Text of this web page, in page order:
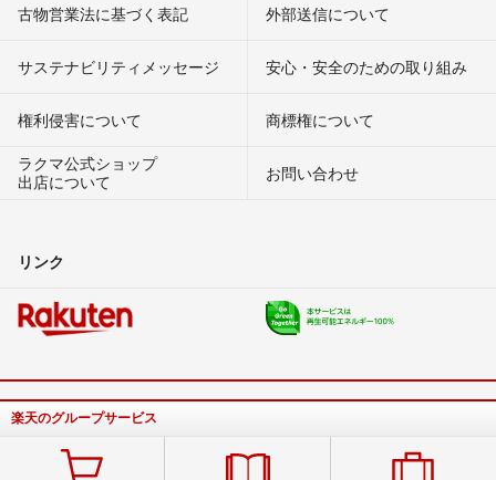
古物営業法に基づく表記 外部送信について
サステナビリティメッセージ 安心・安全のための取り組み
権利侵害について
商標権について
ラクマ公式ショップ
出店について
お問い合わせ
リンク
楽天のグループサービス